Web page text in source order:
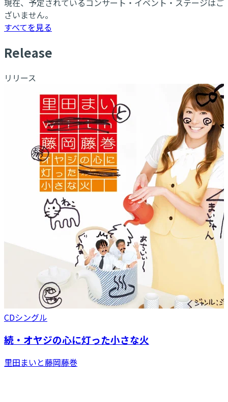
現在、予定されているコンサート・イベント・ステージはご
ざいません。
すべてを見る
Release
リリース
CDシングル
続・オヤジの心に灯った小さな火
里田まいと藤岡藤巻